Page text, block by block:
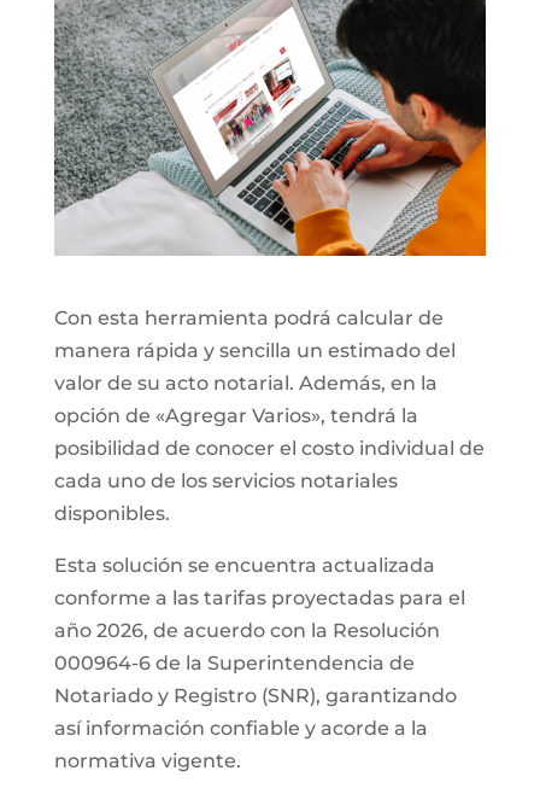
Con esta herramienta podrá calcular de
manera rápida y sencilla un estimado del
valor de su acto notarial. Además, en la
opción de «Agregar Varios», tendrá la
posibilidad de conocer el costo individual de
cada uno de los servicios notariales
disponibles.
Esta solución se encuentra actualizada
conforme a las tarifas proyectadas para el
año 2026, de acuerdo con la Resolución
000964-6 de la Superintendencia de
Notariado y Registro (SNR), garantizando
así información confiable y acorde a la
normativa vigente.